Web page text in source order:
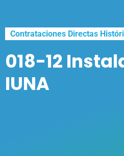
Contrataciones Directas
018-12
IUNA